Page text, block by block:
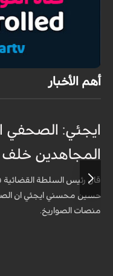
أهم الأخبار
ايجئي: الصحفي
المجاهدين
قال رئيس السلطة القضائية
حسين محسني ايجئي ان
منصات الصواريخ.